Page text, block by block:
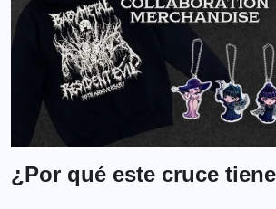
¿Por qué este cruce